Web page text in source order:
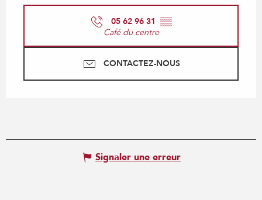
05 62 96 31 ▒▒
Café du centre
CONTACTEZ-NOUS
Signaler une erreur